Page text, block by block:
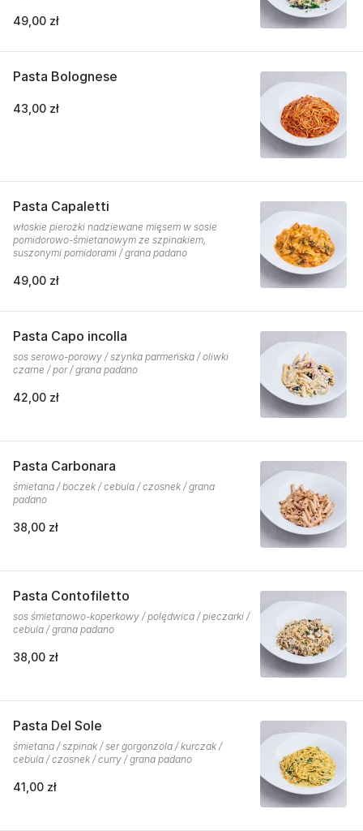
49,00 zł
Pasta Bolognese
43,00 zł
Pasta Capaletti
włoskie pierożki nadziewane mięsem w sosie
pomidorowo-śmietanowym ze szpinakiem,
suszonymi pomidorami / grana padano
49,00 zł
Pasta Capo incolla
sos serowo-porowy / szynka parmeńska / oliwki
czarne / por / grana padano
42,00 zł
Pasta Carbonara
śmietana / boczek / cebula / czosnek / grana
padano
38,00 zł
Pasta Contofiletto
sos śmietanowo-koperkowy / polędwica / pieczarki /
cebula / grana padano
38,00 zł
Pasta Del Sole
śmietana / szpinak / ser gorgonzola / kurczak /
cebula / czosnek / curry / grana padano
41,00 zł